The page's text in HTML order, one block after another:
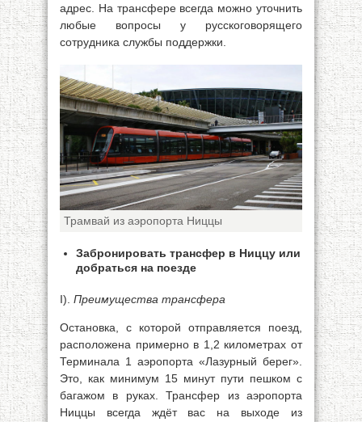
адрес. На трансфере всегда можно уточнить
любые вопросы у русскоговорящего
сотрудника службы поддержки.
Трамвай из аэропорта Ниццы
Забронировать трансфер в Ниццу или
добраться на поезде
I). Преимущества трансфера
Остановка, с которой отправляется поезд,
расположена примерно в 1,2 километрах от
Терминала 1 аэропорта «Лазурный берег».
Это, как минимум 15 минут пути пешком с
багажом в руках. Трансфер из аэропорта
Ниццы всегда ждёт вас на выходе из